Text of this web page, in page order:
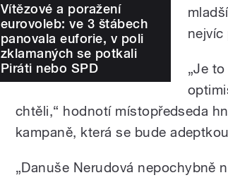
Vítězové a poražení
eurovoleb: ve 3 štábech
panovala euforie, v poli
zklamaných se potkali
Piráti nebo SPD
nejvíc
„Je
chtěli,“ hodnotí místopředseda
kampaně, která se bude
„Danuše Nerudová nepochybně